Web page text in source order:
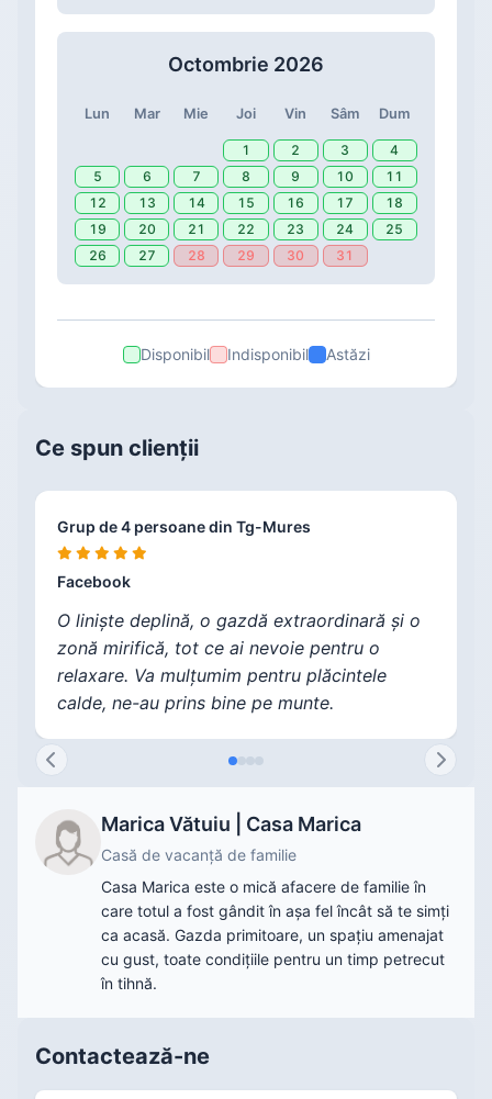
Octombrie 2026
Lun Mar Mie Joi Vin Sâm Dum
1 2 3
4
5
6 7 8 9 10
11
12
13 14 15 16 17
18
19
20 21 22 23 24
25
26
27 28 29 30 31
Disponibil Indisponibil Astăzi
Ce spun clienții
Grup de 4 persoane din Tg-Mures
Facebook
O liniște deplină, o gazdă extraordinară și o
zonă mirifică, tot ce ai nevoie pentru o
relaxare. Va mulțumim pentru plăcintele
calde, ne-au prins bine pe munte.
Marica Vătuiu | Casa Marica
Casă de vacanță de familie
Casa Marica este o mică afacere de familie în
care totul a fost gândit în așa fel încât să te simți
ca acasă. Gazda primitoare, un spațiu amenajat
cu gust, toate condițiile pentru un timp petrecut
în tihnă.
Contactează-ne